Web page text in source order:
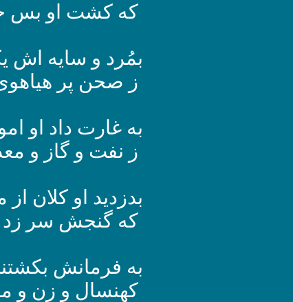
که کشت او بس
بمُرد و سایه اش
ز صحن پر
به غارت داد او
ز نفت و گاز و
بدزدید او کلان
که گنجش سر زد
به فرمانش
کهنسال و زن و